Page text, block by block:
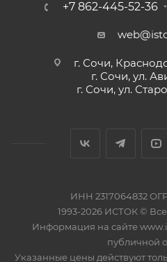
+7 862-445-52-36
г. Сочи,
г. Сочи, ул.
г. Сочи, ул.
ИНН 2317064832
1993-2026 ИСТОК ©
Информация на сайте
публичной
Указанные цены действуют